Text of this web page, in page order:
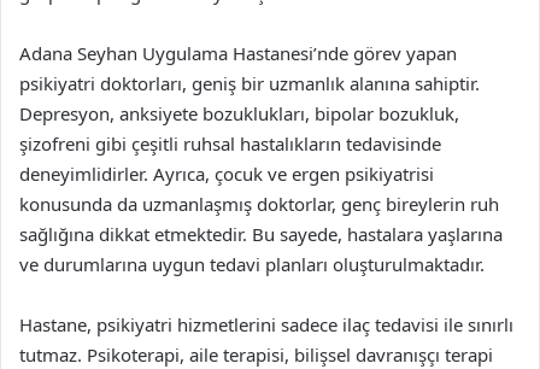
Adana Seyhan Uygulama Hastanesi’nde görev yapan
psikiyatri doktorları, geniş bir uzmanlık alanına sahiptir.
Depresyon, anksiyete bozuklukları, bipolar bozukluk,
şizofreni gibi çeşitli ruhsal hastalıkların tedavisinde
deneyimlidirler. Ayrıca, çocuk ve ergen psikiyatrisi
konusunda da uzmanlaşmış doktorlar, genç bireylerin ruh
sağlığına dikkat etmektedir. Bu sayede, hastalara yaşlarına
ve durumlarına uygun tedavi planları oluşturulmaktadır.
Hastane, psikiyatri hizmetlerini sadece ilaç tedavisi ile sınırlı
tutmaz. Psikoterapi, aile terapisi, bilişsel davranışçı terapi